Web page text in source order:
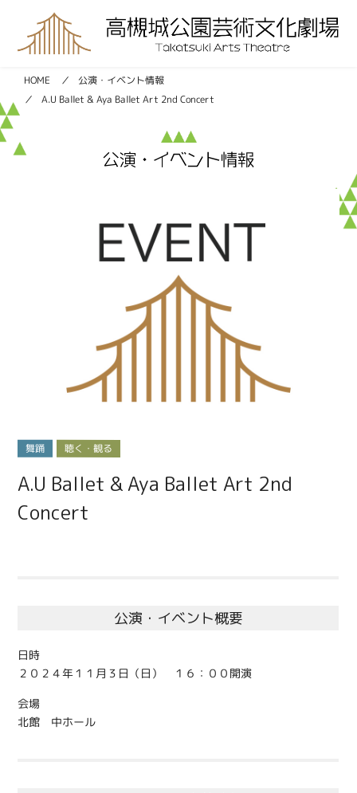
HOME 公演・イベント情報
A.U Ballet & Aya Ballet Art 2nd Concert
舞踊 聴く・観る
A.U Ballet & Aya Ballet Art 2nd
Concert
公演・イベント概要
日時
２０２４年１１月３日（日） １６：００開演
会場
北館 中ホール